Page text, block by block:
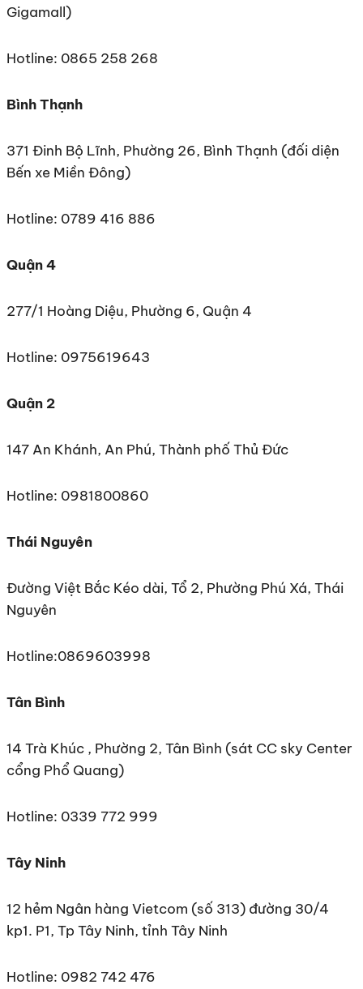
Gigamall)
Hotline: 0865 258 268
Bình Thạnh
371 Đinh Bộ Lĩnh, Phường 26, Bình Thạnh (đối diện
Bến xe Miền Đông)
Hotline: 0789 416 886
Quận 4
277/1 Hoàng Diệu, Phường 6, Quận 4
Hotline: 0975619643
Quận 2
147 An Khánh, An Phú, Thành phố Thủ Đức
Hotline: 0981800860
Thái Nguyên
Đường Việt Bắc Kéo dài, Tổ 2, Phường Phú Xá, Thái
Nguyên
Hotline:0869603998
Tân Bình
14 Trà Khúc , Phường 2, Tân Bình (sát CC sky Center
cổng Phổ Quang)
Hotline: 0339 772 999
Tây Ninh
12 hẻm Ngân hàng Vietcom (số 313) đường 30/4
kp1. P1, Tp Tây Ninh, tỉnh Tây Ninh
Hotline: 0982 742 476